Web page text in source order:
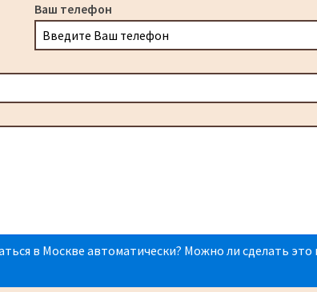
Ваш телефон
в Москве автоматически? Можно ли сделать это